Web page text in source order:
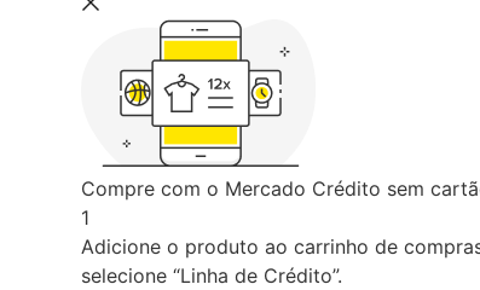
Compre com o Mercado Crédito sem
1
Adicione o produto ao carrinho de
selecione “Linha de Crédito”.